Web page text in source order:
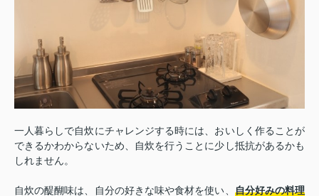
一人暮らしで自炊にチャレンジする時には、おいしく作ることが
できるかわからないため、自炊を行うことに少し抵抗があるかも
しれません。
自炊の醍醐味は、自分の好きな味や食材を使い、 自分好みの料理